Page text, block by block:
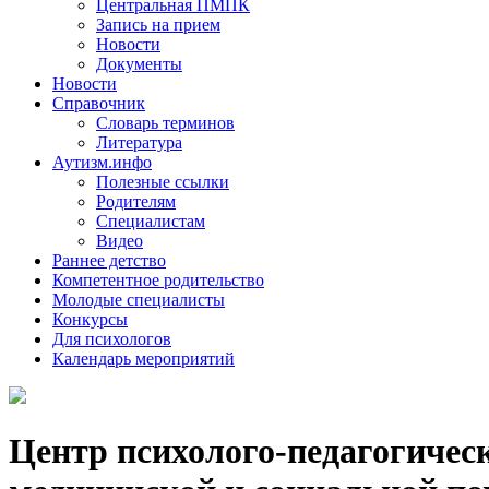
Центральная ПМПК
Запись на прием
Новости
Документы
Новости
Справочник
Словарь терминов
Литература
Аутизм.инфо
Полезные ссылки
Родителям
Специалистам
Видео
Раннее детство
Компетентное родительство
Молодые специалисты
Конкурсы
Для психологов
Календарь мероприятий
Центр психолого-